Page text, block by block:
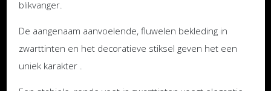
blikvanger.
De aangenaam aanvoelende, fluwelen bekleding in
zwarttinten en het decoratieve stiksel geven het een
uniek karakter .